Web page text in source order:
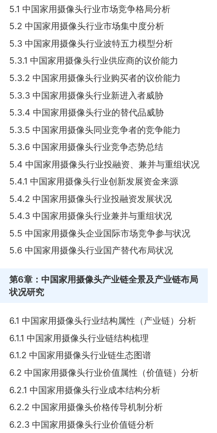
5.1 中国家用摄像头行业市场竞争格局分析
5.2 中国家用摄像头行业市场集中度分析
5.3 中国家用摄像头行业波特五力模型分析
5.3.1 中国家用摄像头行业供应商的议价能力
5.3.2 中国家用摄像头行业购买者的议价能力
5.3.3 中国家用摄像头行业新进入者威胁
5.3.4 中国家用摄像头行业的替代品威胁
5.3.5 中国家用摄像头同业竞争者的竞争能力
5.3.6 中国家用摄像头行业竞争态势总结
5.4 中国家用摄像头行业投融资、兼并与重组状况
5.4.1 中国家用摄像头行业创新发展资金来源
5.4.2 中国家用摄像头行业投融资发展状况
5.4.3 中国家用摄像头行业兼并与重组状况
5.5 中国家用摄像头企业国际市场竞争参与状况
5.6 中国家用摄像头行业国产替代布局状况
第6章 ：中国家用摄像头产业链全景及产业链布局
状况研究
6.1 中国家用摄像头行业结构属性（产业链）分析
6.1.1 中国家用摄像头行业链结构梳理
6.1.2 中国家用摄像头行业链生态图谱
6.2 中国家用摄像头行业价值属性（价值链）分析
6.2.1 中国家用摄像头行业成本结构分析
6.2.2 中国家用摄像头价格传导机制分析
6.2.3 中国家用摄像头行业价值链分析